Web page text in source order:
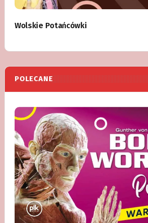
Wolskie Potańcówki
POLECANE